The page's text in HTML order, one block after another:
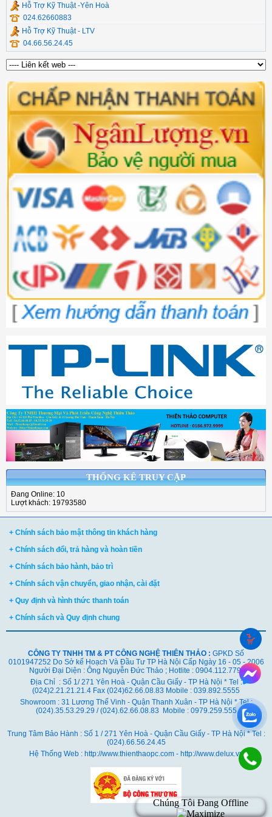
Hỗ Trợ Kỹ Thuật -Yên Hoà
024.62660883
Hỗ Trợ Kỹ Thuật - LTV
04.66.56.24.45
THỐNG KÊ TRUY CẬP
Đang Online: 10
Lượt khách: 19793580
+ Chính sách bảo mật thông tin khách hàng
+ Chính sách đổi, trả hàng và hoàn tiền
+ Chính sách bảo hành, bảo trì
+ Chính sách vận chuyển, giao nhận, cài đặt
+ Quy định và hình thức thanh toán
+ Chính sách và Quy định chung
CÔNG TY TNHH TM & PT CÔNG NGHỆ THIÊN THẢO : GPKD Số
0101947252 Do Sở kế Hoạch Và Đầu Tư TP Hà Nội Cấp Ngày 16 - 05 - 2006
Người Đại Diện : Ông Nguyễn Đức Thảo ; Hotlite : 0904.112.779
Địa Chỉ : Số 1/ 271 Yên Hoà - Quận Cầu Giấy - TP Hà Nội * Tel :
(024)2.21.21.21.4 Fax (024)62.66.08.83 Mobile : 039.892.5555
Showroom : 31 Lương Thế Vinh - Quận Thanh Xuân - TP Hà Nội *Tel :
(024).35.53.29.29 / (024).62.66.08.83 Mobile : 0979.259.555
Trung Tâm Bảo Hành : Số 1 / 271 Yên Hoà - Quận Cầu Giấy - TP Hà Nội * Tel :
(024).66.56.24.45
Hệ Thống Web : http://www.thienthaopc.com - http://www.delux.vn